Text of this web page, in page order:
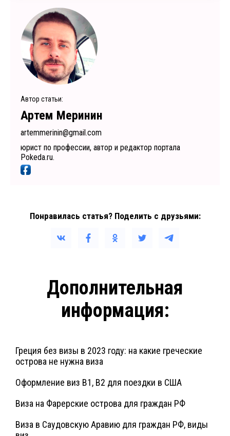
Автор статьи:
Артем Меринин
artemmerinin@gmail.com
юрист по профессии, автор и редактор портала
Pokeda.ru.
Понравилась статья? Поделить с друзьями:
Дополнительная
информация:
Греция без визы в 2023 году: на какие греческие
острова не нужна виза
Оформление виз B1, B2 для поездки в США
Виза на Фарерские острова для граждан РФ
Виза в Саудовскую Аравию для граждан РФ, виды